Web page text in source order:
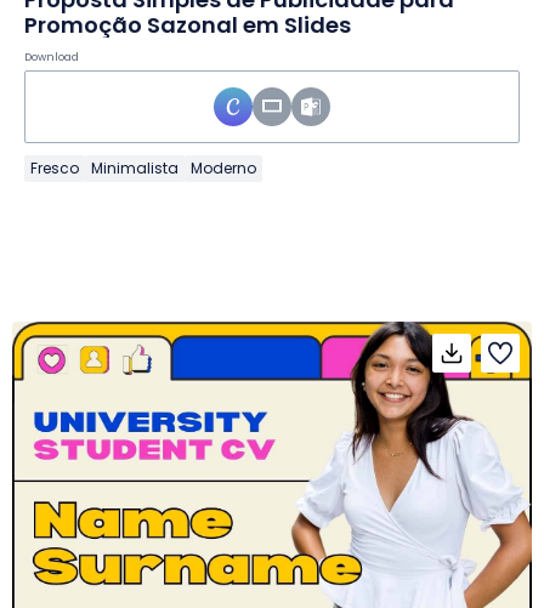
Promoção Sazonal em Slides
Download
Fresco Minimalista Moderno